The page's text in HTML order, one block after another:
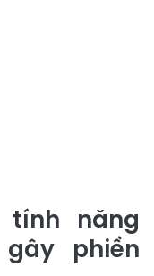
tính năng
phiền